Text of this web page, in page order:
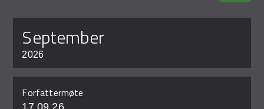
september
2026
Forfattermøte
17.09.26